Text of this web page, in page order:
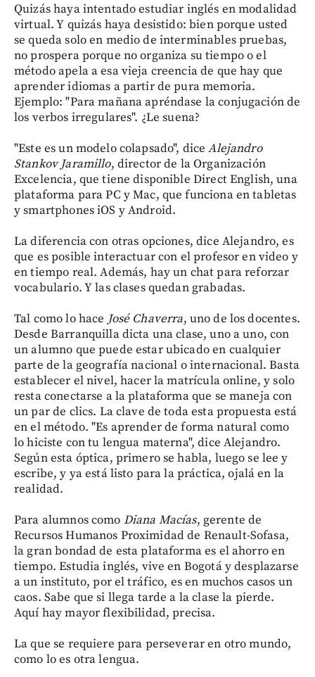
Quizás haya intentado estudiar inglés en modalidad
virtual. Y quizás haya desistido: bien porque usted
se queda solo en medio de interminables pruebas,
no prospera porque no organiza su tiempo o el
método apela a esa vieja creencia de que hay que
aprender idiomas a partir de pura memoria.
Ejemplo: "Para mañana apréndase la conjugación de
los verbos irregulares". ¿Le suena?
"Este es un modelo colapsado", diceAlejandro
Stankov Jaramillo, director de la Organización
Excelencia, que tiene disponible Direct English, una
plataforma para PC y Mac, que funciona en tabletas
y smartphones iOS y Android.
La diferencia con otras opciones, dice Alejandro, es
que es posible interactuar con el profesor en video y
en tiempo real. Además, hay un chat para reforzar
vocabulario. Y las clases quedan grabadas.
Tal como lo hace José Chaverra, uno de los docentes.
Desde Barranquilla dicta una clase, uno a uno, con
un alumno que puede estar ubicado en cualquier
parte de la geografía nacional o internacional. Basta
establecer el nivel, hacer la matrícula online, y solo
resta conectarse a la plataforma que se maneja con
un par de clics. La clave de toda esta propuesta está
en el método. "Es aprender de forma natural como
lo hiciste con tu lengua materna", dice Alejandro.
Según esta óptica, primero se habla, luego se lee y
escribe, y ya está listo para la práctica, ojalá en la
realidad.
Para alumnos como Diana Macías, gerente de
Recursos Humanos Proximidad de Renault-Sofasa,
la gran bondad de esta plataforma es el ahorro en
tiempo. Estudia inglés, vive en Bogotá y desplazarse
a un instituto, por el tráfico, es en muchos casos un
caos. Sabe que si llega tarde a la clase la pierde.
Aquí hay mayor flexibilidad, precisa.
La que se requiere para perseverar en otro mundo,
como lo es otra lengua.